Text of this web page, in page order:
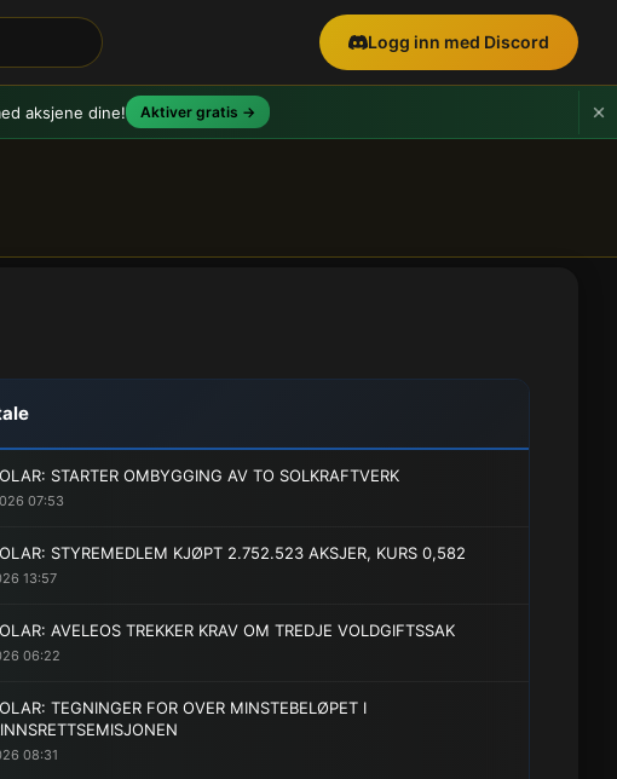
Logg inn med Discord
aksjene dine! Aktiver gratis →
STARTER OMBYGGING AV TO SOLKRAFTVERK
07:53
STYREMEDLEM KJØPT 2.752.523 AKSJER, KURS 0,582
13:57
AVELEOS TREKKER KRAV OM TREDJE VOLDGIFTSSAK
06:22
TEGNINGER FOR OVER MINSTEBELØPET I
08:31